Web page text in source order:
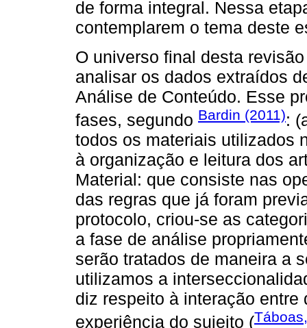
de forma integral. Nessa
contemplarem o tema deste
O universo final desta
analisar os dados extraídos
Análise de Conteúdo. Esse
fases, segundo Bardin (2011):
todos os materiais utilizados
à organização e leitura dos
Material: que consiste nas
das regras que já foram
protocolo, criou-se as
a fase de análise
serão tratados de maneira a
utilizamos a
diz respeito à interação
experiência do sujeito (